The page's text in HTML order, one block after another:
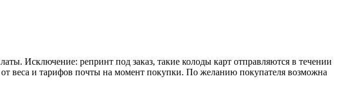
Исключение: репринт под заказ, такие колоды карт отправляются в течении
веса и тарифов почты на момент покупки. По желанию покупателя возможна